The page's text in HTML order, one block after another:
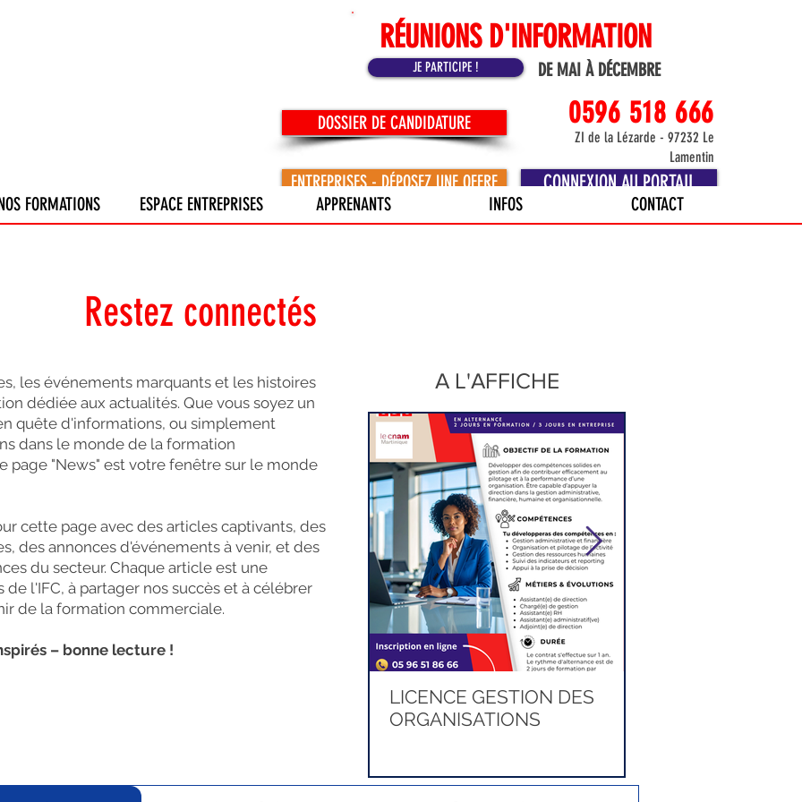
RÉUNIONS D'INFORMATION
DE MAI À DÉCEMBRE
JE PARTICIPE !
DOSSIER DE CANDIDATURE
ZI de la Lézarde - 97232 Le
Lamentin
0596 518 666
ENTREPRISES - DÉPOSEZ UNE OFFRE CONNEXION AU PORTAIL
FORMATIONS ESPACE ENTREPRISES APPRENANTS INFOS CONTACT
Restez connectés
les événements marquants et les histoires
dédiée aux actualités. Que vous soyez un
quête d'informations, ou simplement
dans le monde de la formation
page "News" est votre fenêtre sur le monde
cette page avec des articles captivants, des
des annonces d'événements à venir, et des
du secteur. Chaque article est une
l'IFC, à partager nos succès et à célébrer
de la formation commerciale.
– bonne lecture !
A L'AFFICHE
LICENCE GESTION DES
ORGANISATIONS